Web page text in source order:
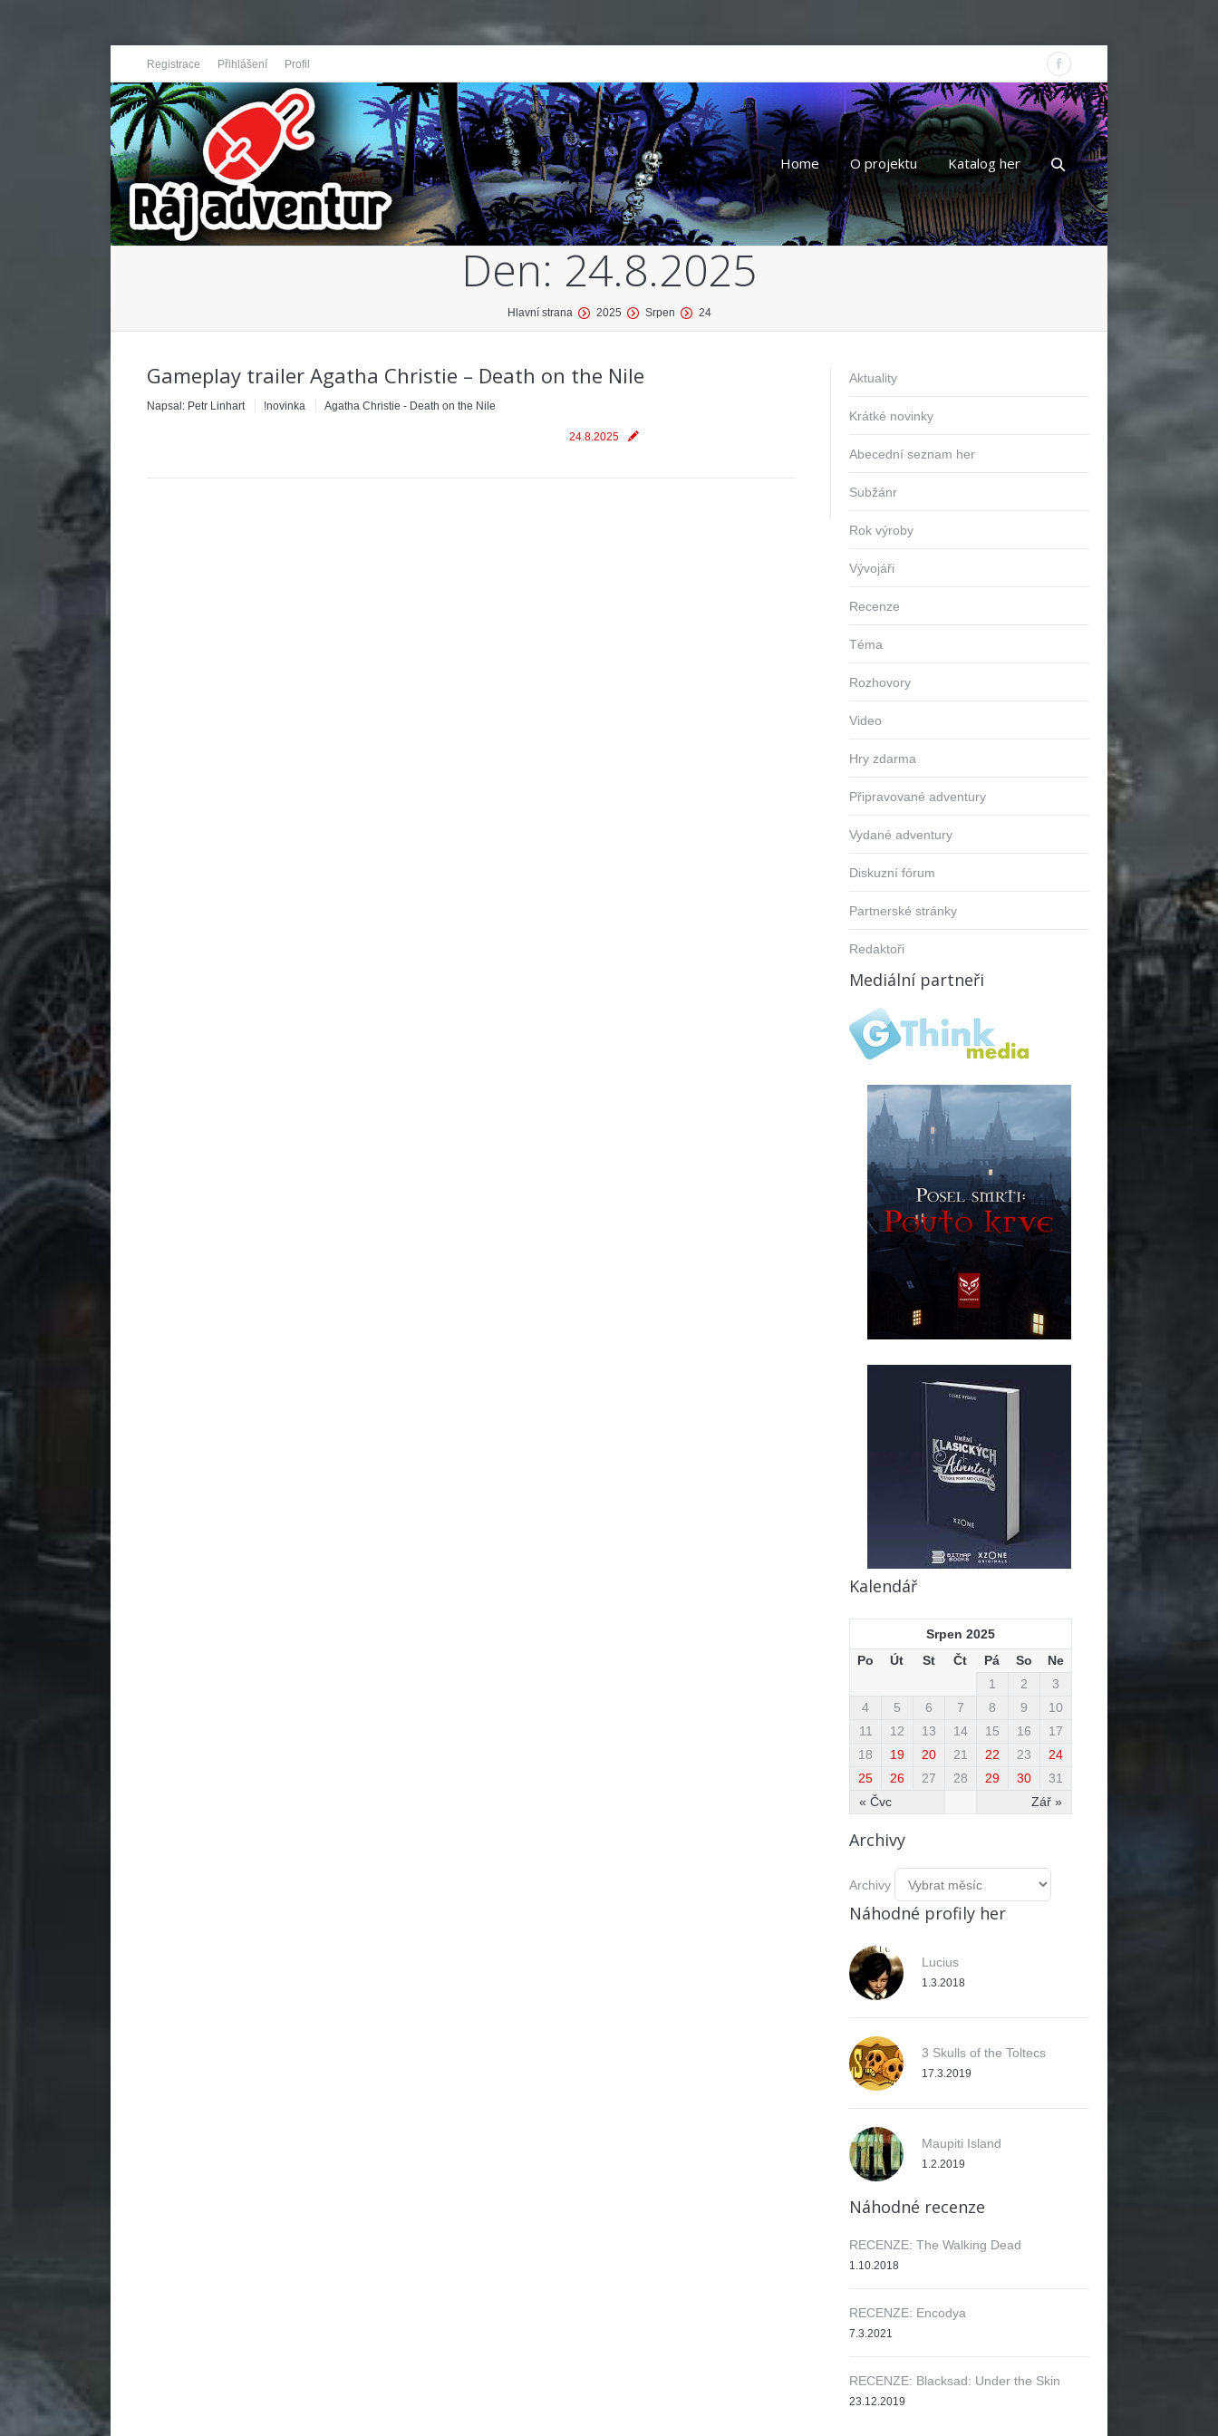
Registrace Přihlášení Profil
Home O projektu Katalog her
Den: 24.8.2025
Hlavní strana 2025 Srpen 24
Gameplay trailer Agatha Christie – Death on the Nile
Napsal: Petr Linhart !novinka Agatha Christie - Death on the Nile
24.8.2025
Aktuality
Krátké novinky
Abecední seznam her
Subžánr
Rok výroby
Vývojáři
Recenze
Téma
Rozhovory
Video
Hry zdarma
Připravované adventury
Vydané adventury
Diskuzní fórum
Partnerské stránky
Redaktoři
Mediální partneři
Kalendář
Srpen 2025
Po
Út St Čt Pá So Ne
« Čvc Zář »
1 2
3
4
5 6 7 8 9
10
11
12 13 14 15 16
17
18
19 20 21 22 23
24
25
26 27 28 29 30 31
Archivy
Archivy
Náhodné profily her
Lucius
1.3.2018
3 Skulls of the Toltecs
17.3.2019
Maupiti Island
1.2.2019
Náhodné recenze
RECENZE: The Walking Dead
1.10.2018
RECENZE: Encodya
7.3.2021
RECENZE: Blacksad: Under the Skin
23.12.2019